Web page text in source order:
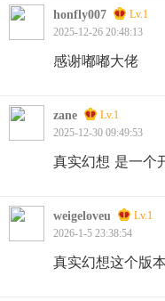
honfly007
Lv.1
2025-12-26 20:48:13
感谢嘟嘟大佬
zane
Lv.1
2025-12-30 09:49:53
真实幻想 是一个
weigeloveu
Lv.1
2026-1-5 23:38:54
真实幻想这个版